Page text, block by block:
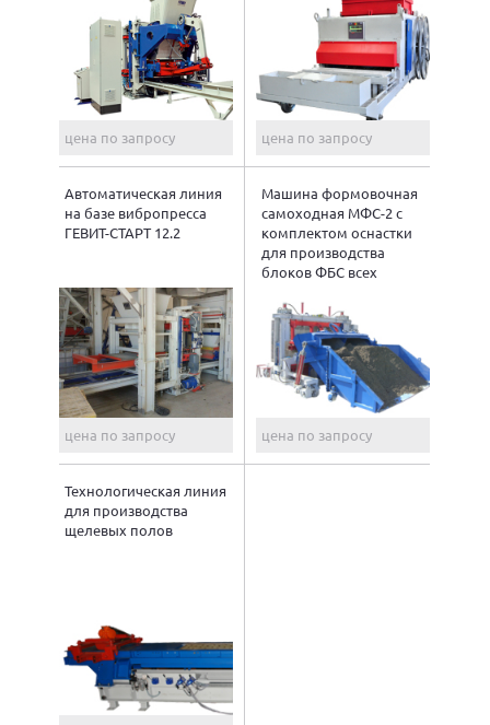
цена по запросу цена по запросу
Автоматическая линия
на базе вибропресса
ГЕВИТ-СТАРТ 12.2
цена по запросу
Машина формовочная
самоходная МФС-2 с
комплектом оснастки
для производства
блоков ФБС всех
цена по запросу
Технологическая линия
для производства
щелевых полов